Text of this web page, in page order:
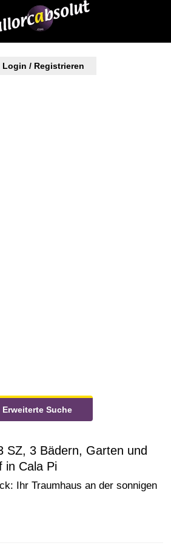
/ Registrieren
Erweiterte Suche
SZ, 3 Bädern, Garten und
in Cala Pi
Ihr Traumhaus an der sonnigen